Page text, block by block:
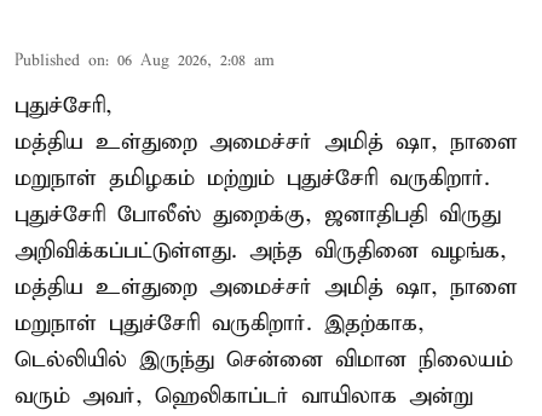
Published on: 06 Aug 2026, 2:08 am
புதுச்சேரி,
மத்திய உள்துறை அமைச்சர் அமித் ஷா, நாளை
மறுநாள் தமிழகம் மற்றும் புதுச்சேரி வருகிறார்.
புதுச்சேரி போலீஸ் துறைக்கு, ஜனாதிபதி விருது
அறிவிக்கப்பட்டுள்ளது. அந்த விருதினை வழங்க,
மத்திய உள்துறை அமைச்சர் அமித் ஷா, நாளை
மறுநாள் புதுச்சேரி வருகிறார். இதற்காக,
டெல்லியில் இருந்து சென்னை விமான நிலையம்
வரும் அவர், ஹெலிகாப்டர் வாயிலாக அன்று